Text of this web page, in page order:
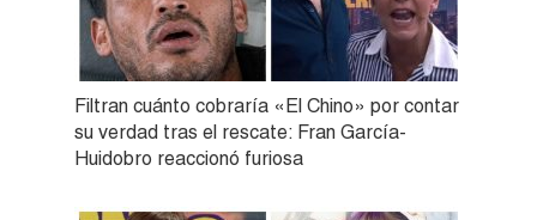
Filtran cuánto cobraría «El Chino» por contar
su verdad tras el rescate: Fran García-
Huidobro reaccionó furiosa